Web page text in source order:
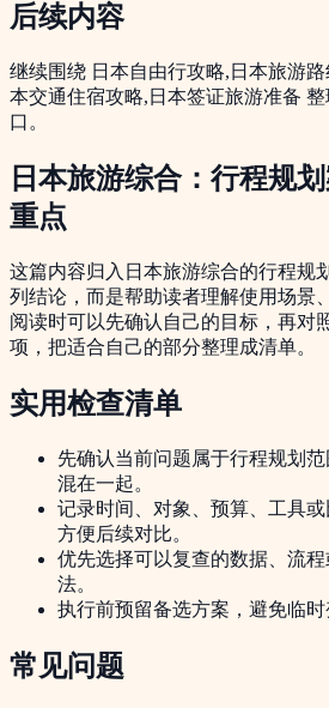
后续内容
继续围绕 日本自由行攻略,日本旅游
本交通住宿攻略,日本签证旅游准备
口。
日本旅游综合：行程规
重点
这篇内容归入日本旅游综合的行程规
列结论，而是帮助读者理解使用场景
阅读时可以先确认自己的目标，再对
项，把适合自己的部分整理成清单。
实用检查清单
先确认当前问题属于行程规划
混在一起。
记录时间、对象、预算、工具或
方便后续对比。
优先选择可以复查的数据、流
法。
执行前预留备选方案，避免临时
常见问题